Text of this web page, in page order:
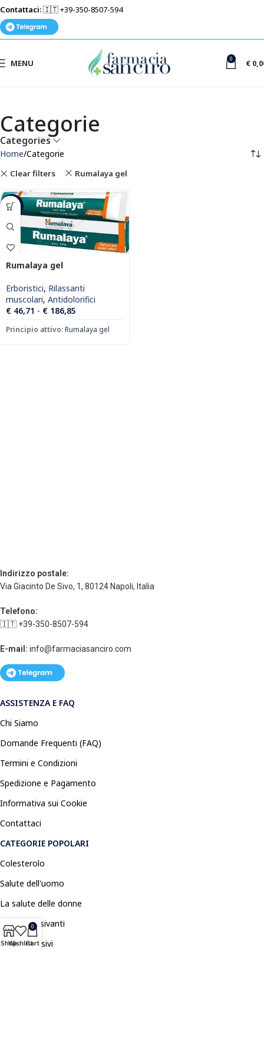
Contattaci:🇮🇹 +39-350-8507-594
MENU 0 €
Categorie
Categories
Home Categorie
Clear filters Rumalaya gel
-22%
Rumalaya gel
Erboristici, Rilassanti
muscolari, Antidolorifici
€ 46,71 - € 186,85
Principio attivo:Rumalaya gel
Indirizzo postale:
Via Giacinto De Sivo, 1, 80124 Napoli, Italia
Telefono:
🇮🇹 +39-350-8507-594
E-mail: info@farmaciasanciro.com
ASSISTENZA E FAQ
Chi Siamo
Domande Frequenti (FAQ)
Termini e Condizioni
Spedizione e Pagamento
Informativa sui Cookie
Contattaci
CATEGORIE POPOLARI
Colesterolo
Salute dell'uomo
La salute delle donne
Anticonvulsivanti
Antidepressivi
ShopWishlist
0
Cart